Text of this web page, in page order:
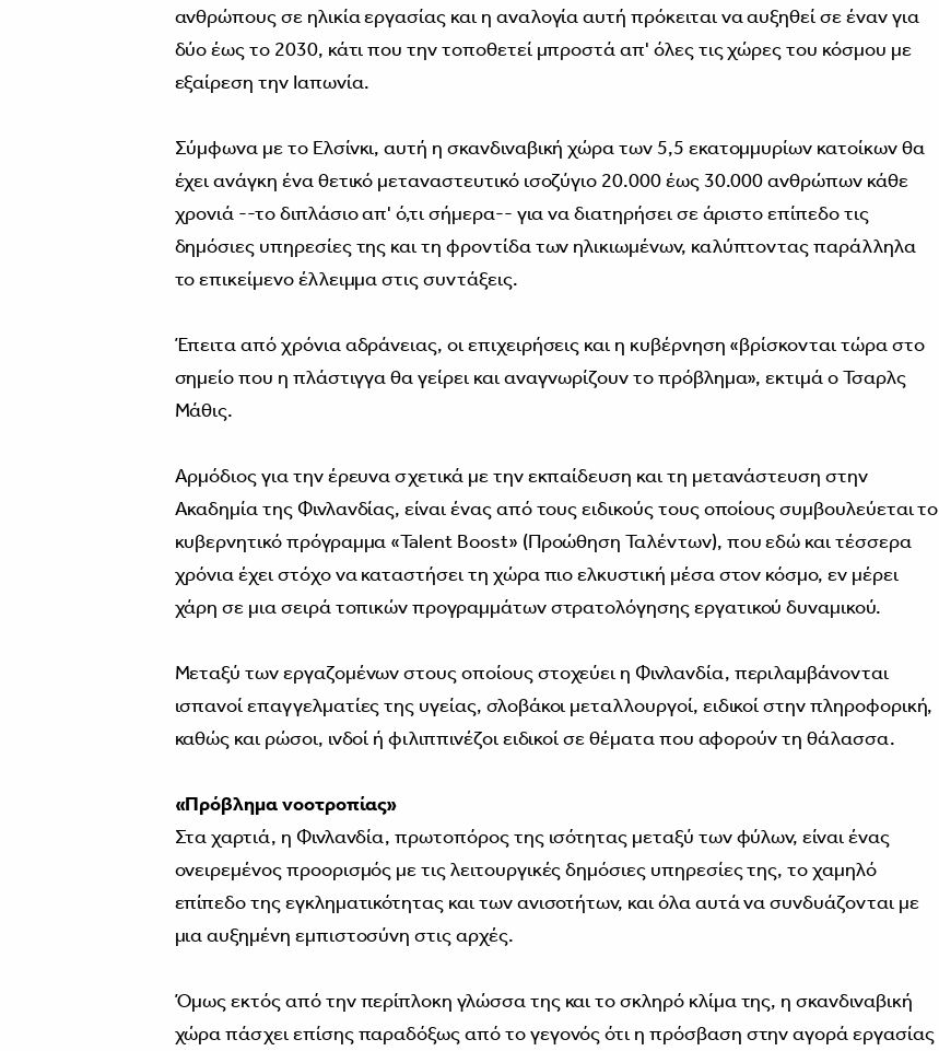
ανθρώπους σε ηλικία εργασίας και η αναλογία αυτή πρόκειται να αυξηθεί σε έναν για
δύο έως το 2030, κάτι που την τοποθετεί μπροστά απ' όλες τις χώρες του κόσμου με
εξαίρεση την Ιαπωνία.
Σύμφωνα με το Ελσίνκι, αυτή η σκανδιναβική χώρα των 5,5 εκατομμυρίων κατοίκων θα
έχει ανάγκη ένα θετικό μεταναστευτικό ισοζύγιο 20.000 έως 30.000 ανθρώπων κάθε
χρονιά --το διπλάσιο απ' ό,τι σήμερα-- για να διατηρήσει σε άριστο επίπεδο τις
δημόσιες υπηρεσίες της και τη φροντίδα των ηλικιωμένων, καλύπτοντας παράλληλα
το επικείμενο έλλειμμα στις συντάξεις.
Έπειτα από χρόνια αδράνειας, οι επιχειρήσεις και η κυβέρνηση «βρίσκονται τώρα στο
σημείο που η πλάστιγγα θα γείρει και αναγνωρίζουν το πρόβλημα», εκτιμά ο Τσαρλς
Μάθις.
Αρμόδιος για την έρευνα σχετικά με την εκπαίδευση και τη μετανάστευση στην
Ακαδημία της Φινλανδίας, είναι ένας από τους ειδικούς τους οποίους συμβουλεύεται το
κυβερνητικό πρόγραμμα «Talent Boost» (Προώθηση Ταλέντων), που εδώ και τέσσερα
χρόνια έχει στόχο να καταστήσει τη χώρα πιο ελκυστική μέσα στον κόσμο, εν μέρει
χάρη σε μια σειρά τοπικών προγραμμάτων στρατολόγησης εργατικού δυναμικού.
Μεταξύ των εργαζομένων στους οποίους στοχεύει η Φινλανδία, περιλαμβάνονται
ισπανοί επαγγελματίες της υγείας, σλοβάκοι μεταλλουργοί, ειδικοί στην πληροφορική,
καθώς και ρώσοι, ινδοί ή φιλιππινέζοι ειδικοί σε θέματα που αφορούν τη θάλασσα.
«Πρόβλημα νοοτροπίας»
Στα χαρτιά, η Φινλανδία, πρωτοπόρος της ισότητας μεταξύ των φύλων, είναι ένας
ονειρεμένος προορισμός με τις λειτουργικές δημόσιες υπηρεσίες της, το χαμηλό
επίπεδο της εγκληματικότητας και των ανισοτήτων, και όλα αυτά να συνδυάζονται με
μια αυξημένη εμπιστοσύνη στις αρχές.
Όμως εκτός από την περίπλοκη γλώσσα της και το σκληρό κλίμα της, η σκανδιναβική
χώρα πάσχει επίσης παραδόξως από το γεγονός ότι η πρόσβαση στην αγορά εργασίας